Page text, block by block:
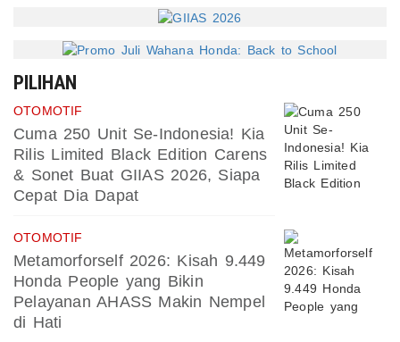
PILIHAN
OTOMOTIF
Cuma 250 Unit Se-Indonesia! Kia
Rilis Limited Black Edition Carens
& Sonet Buat GIIAS 2026, Siapa
Cepat Dia Dapat
OTOMOTIF
Metamorforself 2026: Kisah 9.449
Honda People yang Bikin
Pelayanan AHASS Makin Nempel
di Hati